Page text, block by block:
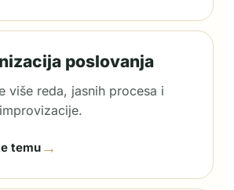
poslovanja
više reda, jasnih procesa i
temu →